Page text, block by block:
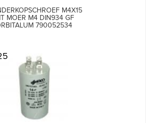
M4X15
MOER M4 DIN934 GF
790052534